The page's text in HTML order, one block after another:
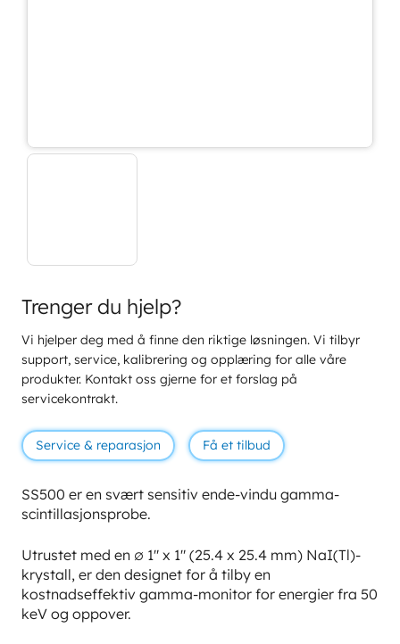
Trenger du hjelp?
Vi hjelper deg med å finne den riktige løsningen. Vi tilbyr
support, service, kalibrering og opplæring for alle våre
produkter. Kontakt oss gjerne for et forslag på
servicekontrakt.
Service & reparasjon Få et tilbud
SS500 er en svært sensitiv ende-vindu gamma-
scintillasjonsprobe.
Utrustet med en ∅ 1″ x 1″ (25.4 x 25.4 mm) NaI(Tl)-
krystall, er den designet for å tilby en
kostnadseffektiv gamma-monitor for energier fra 50
keV og oppover.